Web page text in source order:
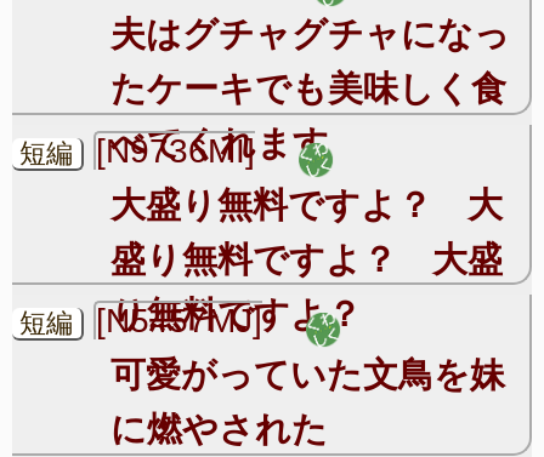
夫はグチャグチャになっ
たケーキでも美味しく食
べてくれます
短編 [N9736MI]
大盛り無料ですよ？ 大
盛り無料ですよ？ 大盛
り無料ですよ？
短編 [N5457MJ]
可愛がっていた文鳥を妹
に燃やされた